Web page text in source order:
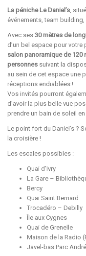
La péniche Le Daniel’s ,
événements, team building,
Avec ses 30 mètres de
d’un bel espace pour votre
salon panoramique de 120
personnes suivant la
au sein de cet espace une
réceptions endiablées !
Vos invités pourront
d’avoir la plus belle vue
prendre un bain de soleil
Le point fort du Daniel’s ?
la croisière !
Les escales possibles :
Quai d’Ivry
La Gare –
Bercy
Quai Saint Bernard
Trocadéro – Debilly
Île aux Cygnes
Quai de Grenelle
Maison de la Radio
Javel-bas Parc